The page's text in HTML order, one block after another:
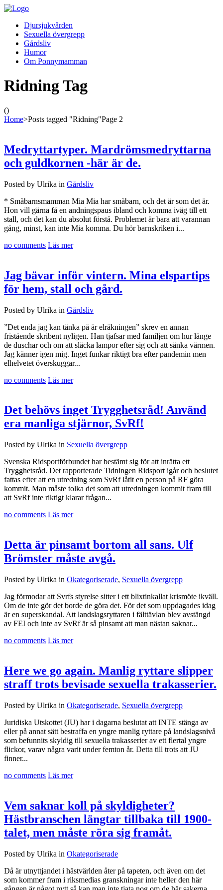
Djursjukvården
Sexuella övergrepp
Gårdsliv
Humor
Om Ponnymamman
Ridning Tag
()
Home>Posts tagged "Ridning"Page 2
Medryttartyper. Mardrömsmedryttarna
och guldkornen -här är de.
Posted by Ulrika in Gårdsliv
* Småbarnsmamman Mia Mia har småbarn, och det är som det är.
Hon vill gärna få en andningspaus ibland och komma iväg till ett
stall, och det kan du absolut förstå. Problemet är bara att varannan
gång, minst, kan inte Mia komma. Du hör barnskriken i...
no comments Läs mer
Jag bävar inför vintern. Mina elspartips
för hem, stall och gård.
Posted by Ulrika in Gårdsliv
”Det enda jag kan tänka på är elräkningen” skrev en annan
fristående skribent nyligen. Han tjafsar med familjen om hur länge
de duschar och om att släcka lampor efter sig och att sänka värmen.
Jag känner igen mig. Inget funkar riktigt bra efter pandemin men
elhelvetet överskuggar...
no comments Läs mer
Det behövs inget Trygghetsråd! Använd
era manliga stjärnor, SvRf!
Posted by Ulrika in Sexuella övergrepp
Svenska Ridsportförbundet har bestämt sig för att inrätta ett
Trygghetsråd. Det rapporterade Tidningen Ridsport igår och beslutet
fattas efter att en utredning som SvRf låtit en person på RF göra
kommit. Man måste tolka det som att utredningen kommit fram till
att SvRf inte riktigt klarar frågan...
no comments Läs mer
Detta är pinsamt bortom all sans. Ulf
Brömster måste avgå.
Posted by Ulrika in Okategoriserade, Sexuella övergrepp
Jag förmodar att Svrfs styrelse sitter i ett blixtinkallat krismöte ikväll.
Om de inte gör det borde de göra det. För det som uppdagades idag
är en superskandal. Att landslagsryttaren i fälttävlan blev avstängd
av FEI och inte av SvRf är så pinsamt att man nästan saknar...
no comments Läs mer
Here we go again. Manlig ryttare slipper
straff trots bevisade sexuella trakasserier.
Posted by Ulrika in Okategoriserade, Sexuella övergrepp
Juridiska Utskottet (JU) har i dagarna beslutat att INTE stänga av
eller på annat sätt bestraffa en yngre manlig ryttare på landslagsnivå
som befunnits skyldig till sexuella trakasserier av ett flertal yngre
flickor, varav några varit under femton år. Detta till trots att JU
finner...
no comments Läs mer
Vem saknar koll på skyldigheter?
Hästbranschen längtar tillbaka till 1900-
talet, men måste röra sig framåt.
Posted by Ulrika in Okategoriserade
Då är utnyttjandet i hästvärlden åter på tapeten, och även om det
som kommer fram i riksmedias granskningar inte heller den här